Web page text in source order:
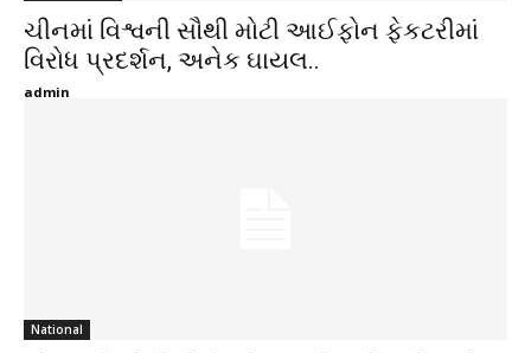
ચીનમાં વિશ્વની સૌથી મોટી આઈફોન ફેકટરીમાં
વિરોધ પ્રદર્શન, અનેક ઘાયલ..
admin
National